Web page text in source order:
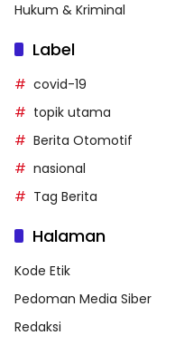
Hukum & Kriminal
Label
covid-19
topik utama
Berita Otomotif
nasional
Tag Berita
Halaman
Kode Etik
Pedoman Media Siber
Redaksi